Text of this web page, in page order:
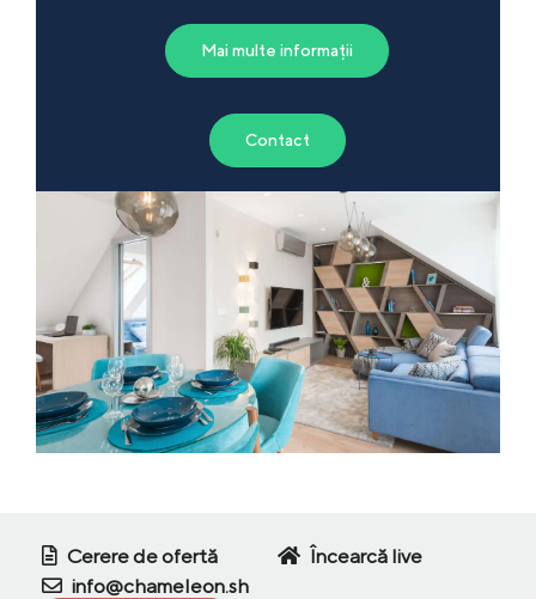
Mai multe informații
Contact
Cerere de ofertă
Încearcă live
info@chameleon.sh